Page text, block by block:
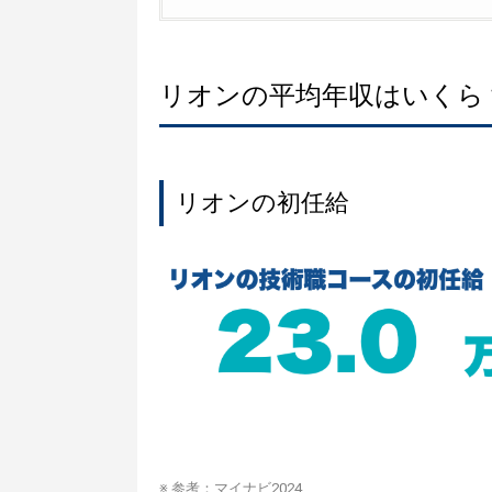
リオンの平均年収はいくら
リオンの初任給
※ 参考： マイナビ2024